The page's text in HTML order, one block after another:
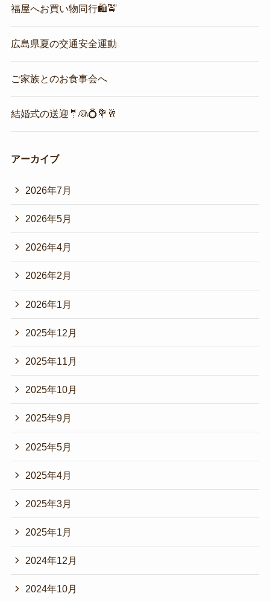
福屋へお買い物同行🛍️🚖
広島県夏の交通安全運動
ご家族とのお食事会へ
結婚式の送迎🤵👰💍💐🥂
アーカイブ
2026年7月
2026年5月
2026年4月
2026年2月
2026年1月
2025年12月
2025年11月
2025年10月
2025年9月
2025年5月
2025年4月
2025年3月
2025年1月
2024年12月
2024年10月